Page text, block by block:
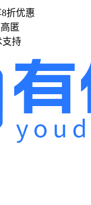
折优惠
匿
支持